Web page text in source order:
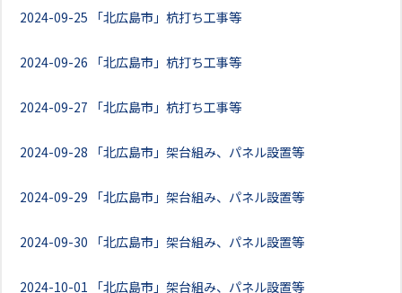
2024-09-25 「北広島市」杭打ち工事等
2024-09-26 「北広島市」杭打ち工事等
2024-09-27 「北広島市」杭打ち工事等
2024-09-28 「北広島市」架台組み、パネル設置等
2024-09-29 「北広島市」架台組み、パネル設置等
2024-09-30 「北広島市」架台組み、パネル設置等
2024-10-01 「北広島市」架台組み、パネル設置等